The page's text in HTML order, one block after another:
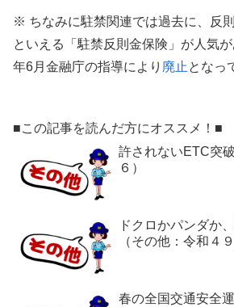
※ ちなみに駐禁関連では過去に、反
といえる「駐禁反則金保険」が人気
年6月金融庁の指導により 廃止 となっ
■この記事を読んだ方にオススメ！■
許されないETC突
６）
ドクロかパンダか
（その他：令和４９
春の全国交通安全